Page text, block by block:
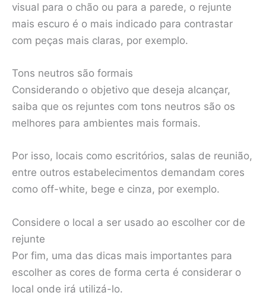
visual para o chão ou para a parede, o rejunte
mais escuro é o mais indicado para contrastar
com peças mais claras, por exemplo.
Tons neutros são formais
Considerando o objetivo que deseja alcançar,
saiba que os rejuntes com tons neutros são os
melhores para ambientes mais formais.
Por isso, locais como escritórios, salas de reunião,
entre outros estabelecimentos demandam cores
como off-white, bege e cinza, por exemplo.
Considere o local a ser usado ao escolher cor de
rejunte
Por fim, uma das dicas mais importantes para
escolher as cores de forma certa é considerar o
local onde irá utilizá-lo.